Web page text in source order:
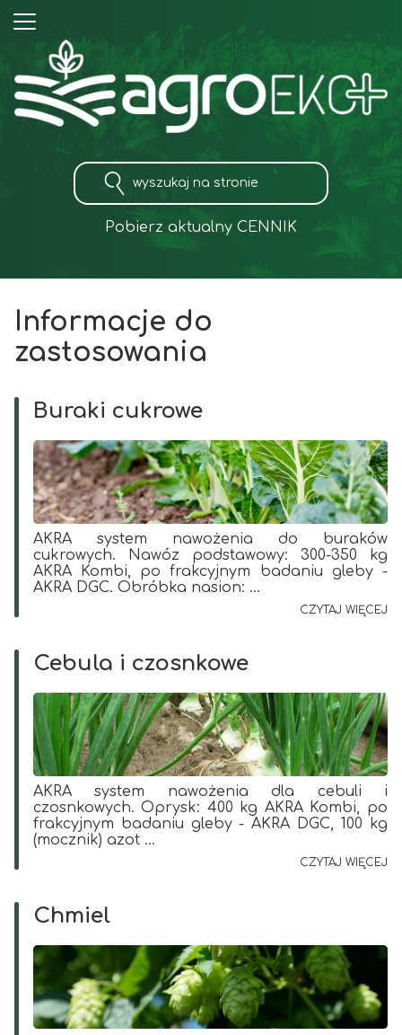
Pobierz aktualny CENNIK
Informacje do
zastosowania
Buraki cukrowe
AKRA system nawożenia do buraków
cukrowych. Nawóz podstawowy: 300-350 kg
AKRA Kombi, po frakcyjnym badaniu gleby -
AKRA DGC. Obróbka nasion: ...
CZYTAJ WIĘCEJ
Cebula i czosnkowe
AKRA system nawożenia dla cebuli i
czosnkowych. Oprysk: 400 kg AKRA Kombi, po
frakcyjnym badaniu gleby - AKRA DGC, 100 kg
(mocznik) azot ...
CZYTAJ WIĘCEJ
Chmiel